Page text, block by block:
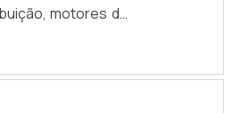
motores de
de todos os
PRODUTO
DIVERSOS